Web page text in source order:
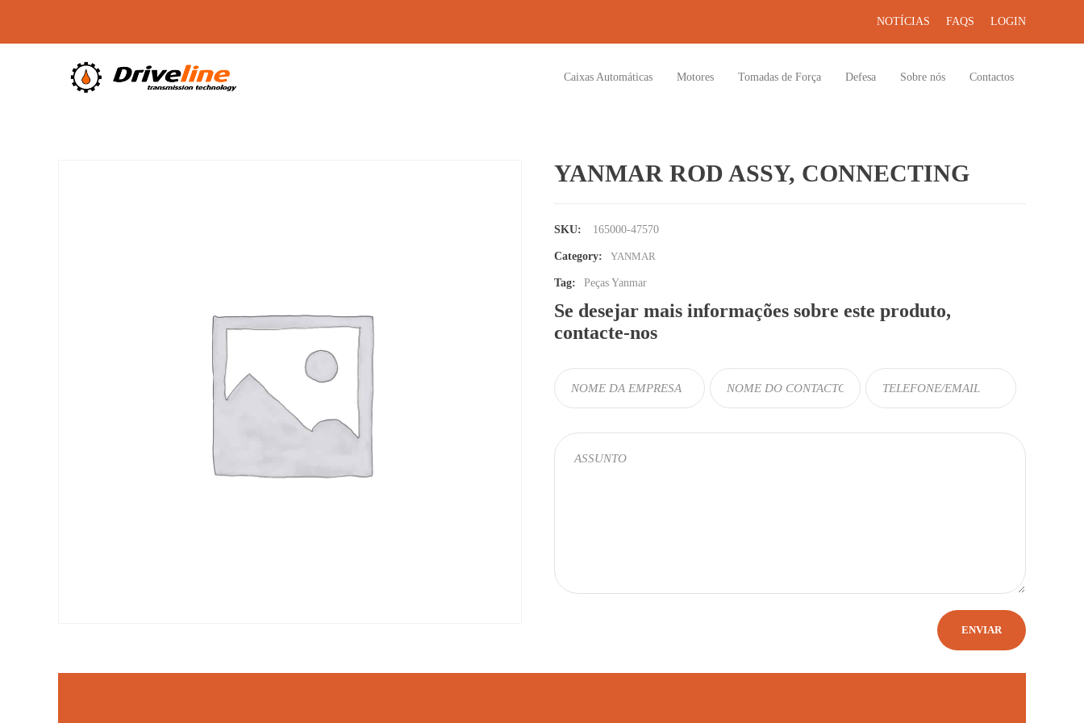
NOTÍCIAS FAQS LOGIN
Caixas Automáticas Motores Tomadas de Força Defesa Sobre nós Contactos
YANMAR ROD ASSY, CONNECTING
SKU: 165000-47570
Category: YANMAR
Tag: Peças Yanmar
Se desejar mais informações sobre este produto,
contacte-nos